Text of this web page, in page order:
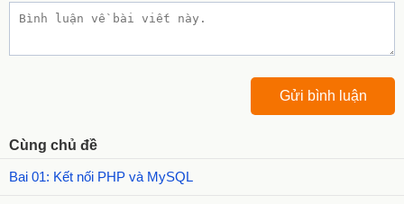
Cùng chủ đề
Bai 01: Kết nối PHP và MySQL